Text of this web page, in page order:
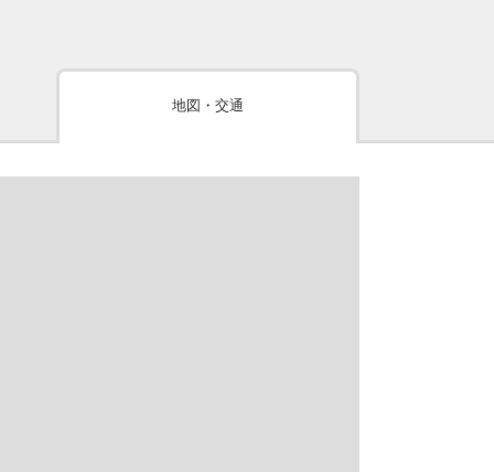
地図・交通